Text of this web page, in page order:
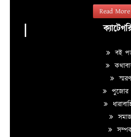
Read More
বই
স্মরণ
পুজোর